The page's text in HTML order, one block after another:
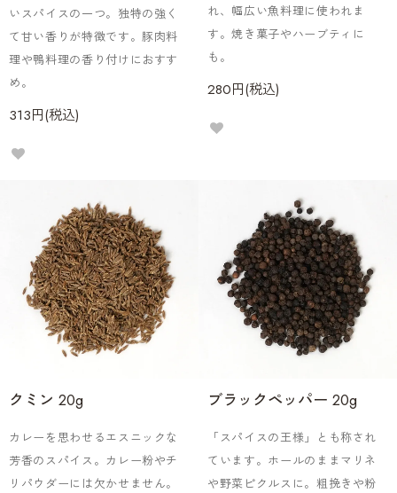
いスパイスの一つ。独特の強く
て甘い香りが特徴です。豚肉料
理や鴨料理の香り付けにおすす
め。
313円(税込)
れ、幅広い魚料理に使われま
す。焼き菓子やハーブティに
も。
280円(税込)
クミン 20g
カレーを思わせるエスニックな
芳香のスパイス。カレー粉やチ
リパウダーには欠かせません。
ブラックペッパー 20g
「スパイスの王様」とも称され
ています。ホールのままマリネ
や野菜ピクルスに。粗挽きや粉